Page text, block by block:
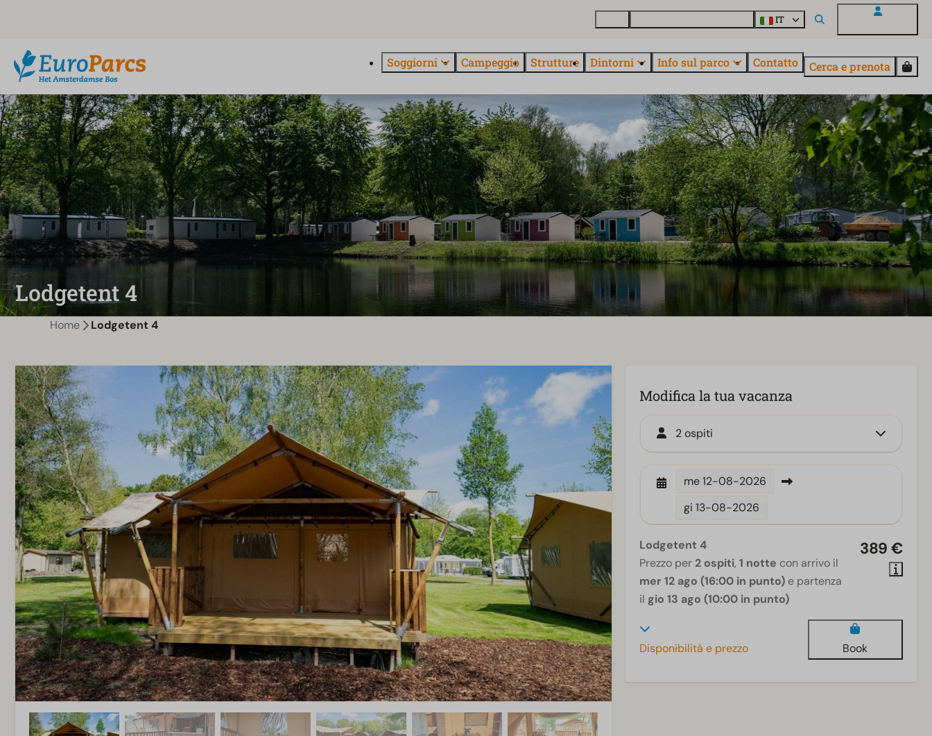
IT
Soggiorni Campeggio Strutture Dintorni Info sul parco Contatto Cerca e prenota
Lodgetent 4
Home Lodgetent 4
Modifica la tua vacanza
2 ospiti
me12-08-2026
gi 13-08-2026
389 €
Lodgetent 4
Prezzo per 2 ospiti, 1 notte con arrivo il
mer 12 ago (16:00 in punto) e partenza
il gio 13 ago (10:00 in punto)
Disponibilità e prezzo Book